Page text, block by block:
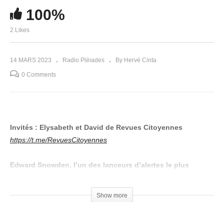
100%
2 Likes
14 MARS 2023 Radio Pléiades By Hervé Cinta
0 Comments
Invités : Elysabeth et David de Revues Citoyennes
https://t.me/RevuesCitoyennes
Edward Snowden, l’un des lanceurs d’alertes le plus
masse des populations.
Show more